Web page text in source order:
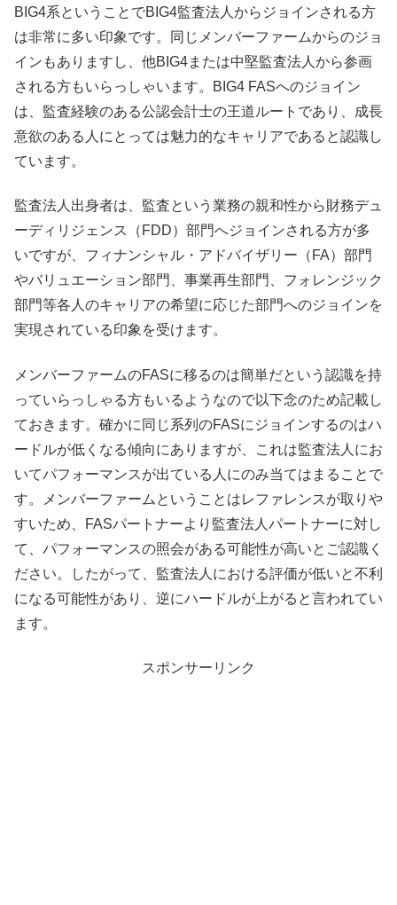
BIG4系ということでBIG4監査法人からジョインされる方
は非常に多い印象です。同じメンバーファームからのジョ
インもありますし、他BIG4または中堅監査法人から参画
される方もいらっしゃいます。BIG4 FASへのジョイン
は、監査経験のある公認会計士の王道ルートであり、成長
意欲のある人にとっては魅力的なキャリアであると認識し
ています。
監査法人出身者は、監査という業務の親和性から財務デュ
ーディリジェンス（FDD）部門へジョインされる方が多
いですが、フィナンシャル・アドバイザリー（FA）部門
やバリュエーション部門、事業再生部門、フォレンジック
部門等各人のキャリアの希望に応じた部門へのジョインを
実現されている印象を受けます。
メンバーファームのFASに移るのは簡単だという認識を持
っていらっしゃる方もいるようなので以下念のため記載し
ておきます。確かに同じ系列のFASにジョインするのはハ
ードルが低くなる傾向にありますが、これは監査法人にお
いてパフォーマンスが出ている人にのみ当てはまることで
す。メンバーファームということはレファレンスが取りや
すいため、FASパートナーより監査法人パートナーに対し
て、パフォーマンスの照会がある可能性が高いとご認識く
ださい。したがって、監査法人における評価が低いと不利
になる可能性があり、逆にハードルが上がると言われてい
ます。
スポンサーリンク